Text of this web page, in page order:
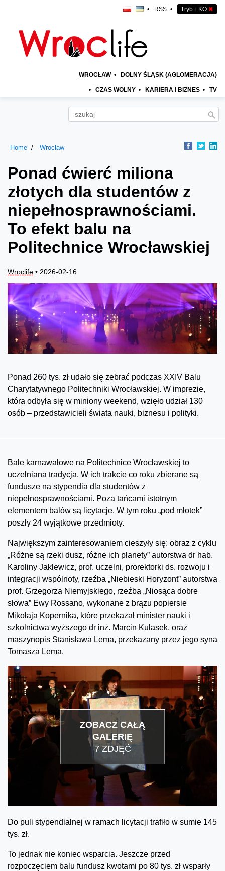
• RSS • Tryb EKO ✖
WROCŁAW • DOLNY ŚLĄSK (AGLOMERACJA)
• CZAS WOLNY • KARIERA I BIZNES • TV
Home Wrocław
Ponad ćwierć miliona
złotych dla studentów z
niepełnosprawnościami.
To efekt balu na
Politechnice Wrocławskiej
Wroclife • 2026-02-16
Ponad 260 tys. zł udało się zebrać podczas XXIV Balu
Charytatywnego Politechniki Wrocławskiej. W imprezie,
która odbyła się w miniony weekend, wzięło udział 130
osób – przedstawicieli świata nauki, biznesu i polityki.
Bale karnawałowe na Politechnice Wrocławskiej to
uczelniana tradycja. W ich trakcie co roku zbierane są
fundusze na stypendia dla studentów z
niepełnosprawnościami. Poza tańcami istotnym
elementem balów są licytacje. W tym roku „pod młotek”
poszły 24 wyjątkowe przedmioty.
Największym zainteresowaniem cieszyły się: obraz z cyklu
„Różne są rzeki dusz, różne ich planety” autorstwa dr hab.
Karoliny Jaklewicz, prof. uczelni, prorektorki ds. rozwoju i
integracji wspólnoty, rzeźba „Niebieski Horyzont” autorstwa
prof. Grzegorza Niemyjskiego, rzeźba „Niosąca dobre
słowa” Ewy Rossano, wykonane z brązu popiersie
Mikołaja Kopernika, które przekazał minister nauki i
szkolnictwa wyższego dr inż. Marcin Kulasek, oraz
maszynopis Stanisława Lema, przekazany przez jego syna
Tomasza Lema.
ZOBACZ CAŁĄ
GALERIĘ
7 ZDJĘĆ
Do puli stypendialnej w ramach licytacji trafiło w sumie 145
tys. zł.
To jednak nie koniec wsparcia. Jeszcze przed
rozpoczęciem balu fundusz kwotami po 80 tys. zł wsparły